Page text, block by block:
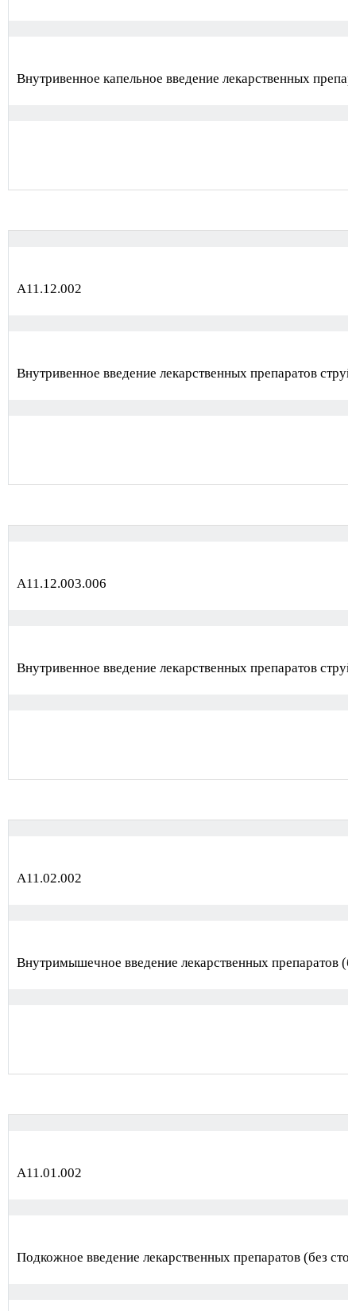
Внутривенное капельное введение лекарственных
А11.12.002
Внутривенное введение лекарственных препаратов
А11.12.003.006
Внутривенное введение лекарственных препаратов
А11.02.002
Внутримышечное введение лекарственных препаратов
А11.01.002
Подкожное введение лекарственных препаратов (без